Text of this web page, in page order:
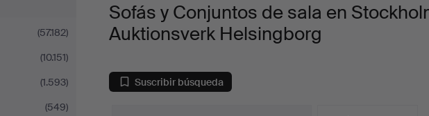
(57.182)
(10.151)
(1.593)
(549)
Sofás y Conjuntos de sala en
Auktionsverk Helsingborg
Suscribir búsqueda